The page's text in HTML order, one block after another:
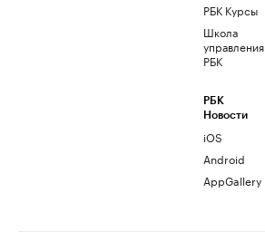
РБК Курсы
Школа
управления
РБК
РБК
Новости
iOS
Android
AppGallery